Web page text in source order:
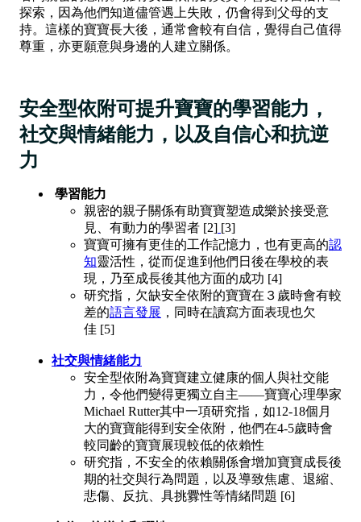
探索，因為他們知道儘管遇上失敗，仍會得到父母的支
持。這樣的寶寶長大後，通常會較有自信，覺得自己值得
尊重，亦更願意與身邊的人建立關係。
安全型依附可提升寶寶的學習能力，
社交與情緒能力，以及自信心和抗逆
力
學習能力
親密的親子關係有助寶寶塑造成樂於接受意
見、有動力的學習者 [2] [3]‍
寶寶可擁有更佳的工作記憶力，也有更高的認
知靈活性，從而促進到他們日後在學校的表
現，乃至成長後其他方面的成功 [4]‍‍
研究指，欠缺安全依附的寶寶在３歲時會有較
差的語言發展 ，同時在讀寫方面表現也欠
佳 [5]
社交與情緒能力
安全型依附為寶寶建立健康的個人與社交能
力，令他們變得更獨立自主——寶寶心理學家
Michael Rutter其中一項研究指，如12-18個月
大的寶寶能得到安全依附，他們在4-5歲時會
較同齡的寶寶展現較低的依賴性
研究指，不安全的依賴關係會增加寶寶成長後
期的社交與行為問題，以及導致焦慮、退縮、
悲傷、反抗、具挑釁性等情緒問題 [6]‍